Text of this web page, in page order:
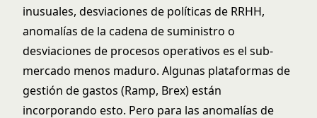
inusuales, desviaciones de políticas de RRHH,
anomalías de la cadena de suministro o
desviaciones de procesos operativos es el sub-
mercado menos maduro. Algunas plataformas de
gestión de gastos (Ramp, Brex) están
incorporando esto. Pero para las anomalías de